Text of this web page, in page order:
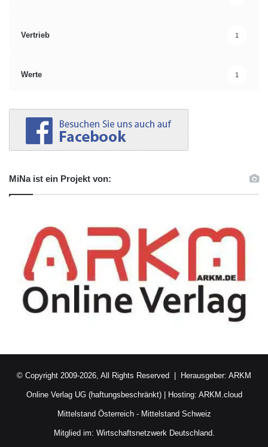
Vertrieb 1
Werte 1
MiNa ist ein Projekt von:
© Copyright 2009-2026, All Rights Reserved | Herausgeber: ARKM
Online Verlag UG (haftungsbeschränkt)| Hosting: ARKM.cloud
Mittelstand Österreich- Mittelstand Schweiz
Mitglied im: Wirtschaftsnetzwerk Deutschland.